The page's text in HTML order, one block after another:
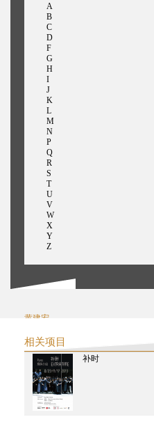
A
B
C
D
F
G
H
I
J
K
L
M
N
P
Q
R
S
T
U
V
W
X
Y
Z
黄建宏
Havaldar Omkarnath
胡项城
謝英俊
贺照田
相关项目
补时